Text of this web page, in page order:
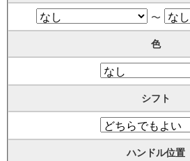
〜
色
シフト
ハンドル位置